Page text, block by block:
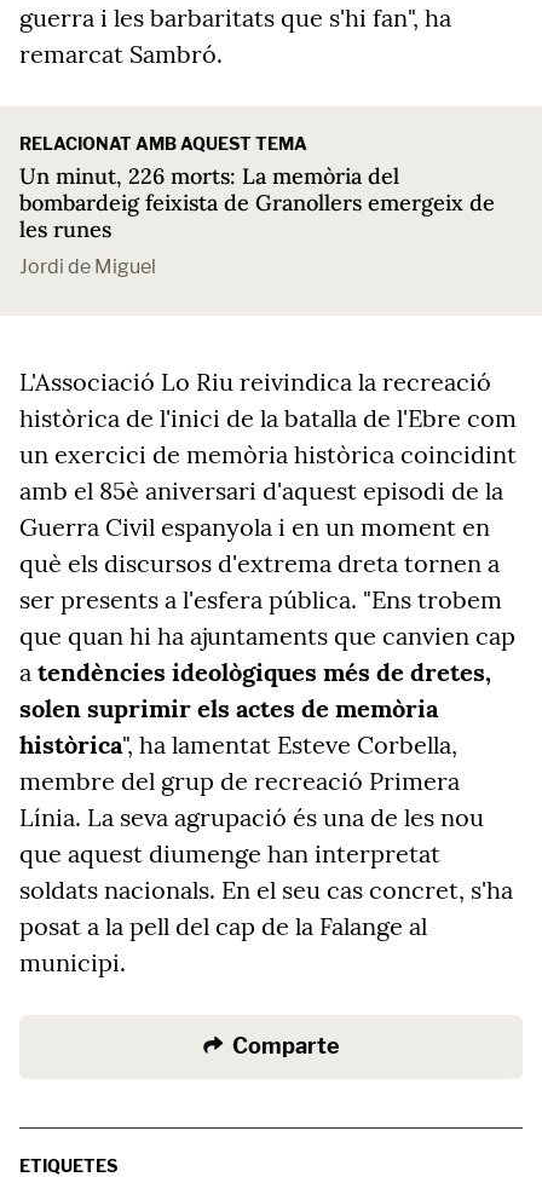
guerra i les barbaritats que s'hi fan", ha
remarcat Sambró.
RELACIONAT AMB AQUEST TEMA
Un minut, 226 morts: La memòria del
bombardeig feixista de Granollers emergeix de
les runes
Jordi de Miguel
L'Associació Lo Riu reivindica la recreació
històrica de l'inici de la batalla de l'Ebre com
un exercici de memòria històrica coincidint
amb el 85è aniversari d'aquest episodi de la
Guerra Civil espanyola i en un moment en
què els discursos d'extrema dreta tornen a
ser presents a l'esfera pública. "Ens trobem
que quan hi ha ajuntaments que canvien cap
a tendències ideològiques més de dretes,
solen suprimir els actes de memòria
històrica", ha lamentat Esteve Corbella,
membre del grup de recreació Primera
Línia. La seva agrupació és una de les nou
que aquest diumenge han interpretat
soldats nacionals. En el seu cas concret, s'ha
posat a la pell del cap de la Falange al
municipi.
Comparte
ETIQUETES